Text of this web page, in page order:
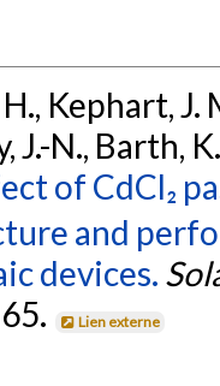
Kephart, J.
J.-N., Barth,
of CdCl₂
and
devices.
Lien externe